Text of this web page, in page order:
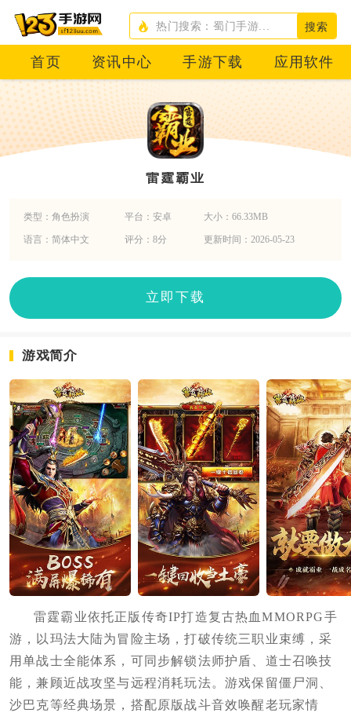
搜索
首页 资讯中心 手游下载 应用软件
雷霆霸业
类型：角色扮演 平台：安卓 大小：66.33MB
语言：简体中文 评分：8分 更新时间：2026-05-23
立即下载
游戏简介
雷霆霸业依托正版传奇IP打造复古热血MMORPG手
游，以玛法大陆为冒险主场，打破传统三职业束缚，采
用单战士全能体系，可同步解锁法师护盾、道士召唤技
能，兼顾近战攻坚与远程消耗玩法。游戏保留僵尸洞、
沙巴克等经典场景，搭配原版战斗音效唤醒老玩家情